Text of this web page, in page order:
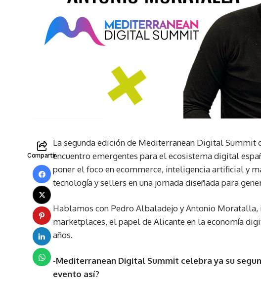
Compartir
La segunda edición de Mediterranean Digital Summit
encuentro emergentes para el ecosistema digital
poner el foco en ecommerce, inteligencia artificial y
tecnología y sellers en una jornada diseñada para
Hablamos con Pedro Albaladejo y Antonio
marketplaces, el papel de Alicante en la economía
años.
-Mediterranean Digital Summit celebra ya su
evento así?